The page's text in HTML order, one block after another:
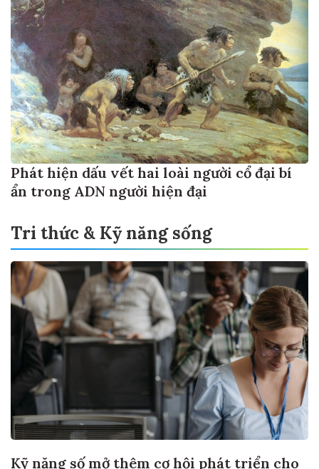
Phát hiện dấu vết hai loài người cổ đại bí
ẩn trong ADN người hiện đại
Tri thức & Kỹ năng sống
Kỹ năng số mở thêm cơ hội phát triển cho